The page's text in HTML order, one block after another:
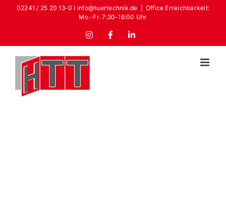
02241 / 25 20 13-0 I info@tuertechnik.de
Office Erreichbarkeit:
Mo.-Fr. 7:30-16:00 Uhr
InstagramFacebookLinkedIn